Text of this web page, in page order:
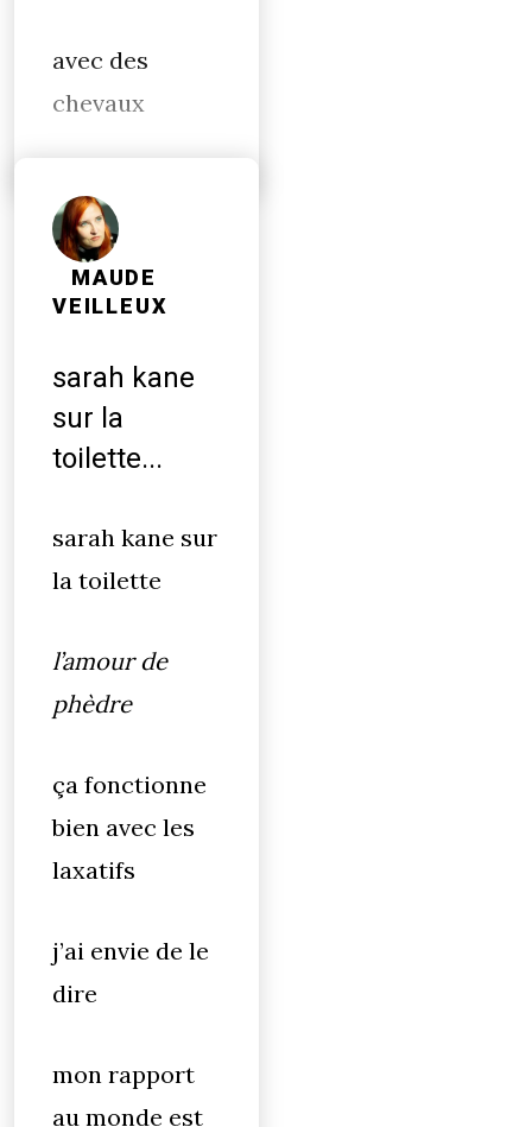
avec des
chevaux
MAUDE
VEILLEUX
sarah kane
sur la
toilette...
sarah kane sur
la toilette
l’amour de
phèdre
ça fonctionne
bien avec les
laxatifs
j’ai envie de le
dire
mon rapport
au monde est